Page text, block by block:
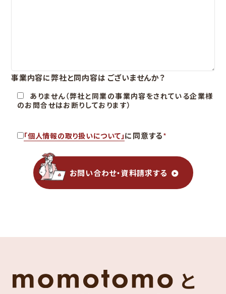
事業内容に弊社と同内容は ございませんか？
ありません（弊社と同業の事業内容をされている企業様
のお問合せはお断りしております）
「個人情報の取り扱いについて」に同意する*
お問い合わせ・資料請求する
と